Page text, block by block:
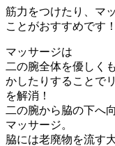
筋力をつけたり、マ
ことがおすすめです！
マッサージは
二の腕全体を優しく
かしたりすることで
を解消！
二の腕から脇の下へ
マッサージ。
脇には老廃物を流す